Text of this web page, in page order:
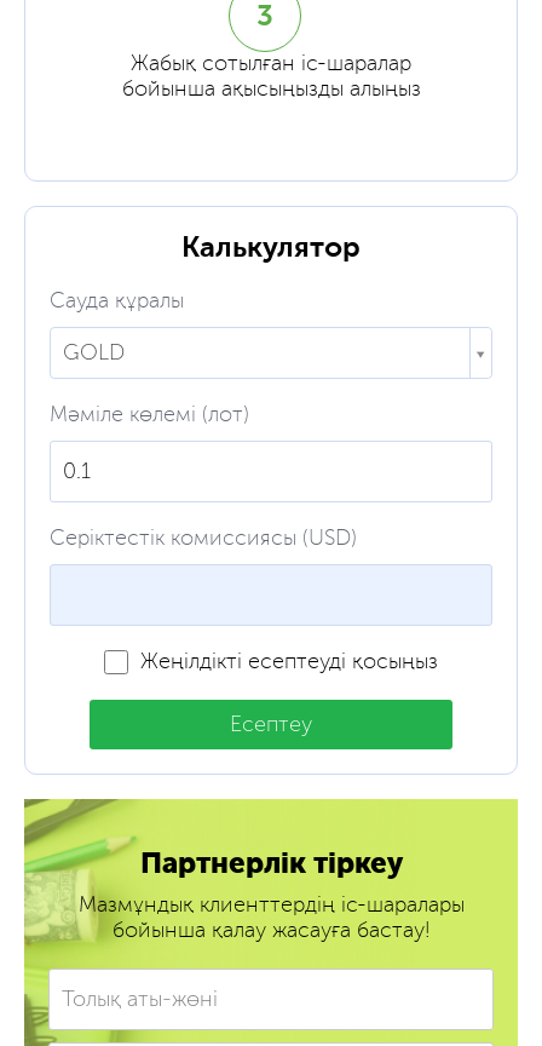
3
Жабық сотылған іс-шаралар
бойынша ақысыңызды алыңыз
Калькулятор
Сауда құралы
GOLD
Мәміле көлемі (лот)
Серіктестік комиссиясы (USD)
Жеңілдікті есептеуді қосыңыз
Есептеу
Партнерлік тіркеу
Мазмұндық клиенттердің іс-шаралары
бойынша қалау жасауға бастау!